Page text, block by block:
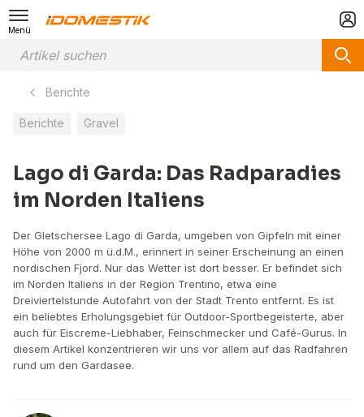
Menü
Berichte
Berichte Gravel
Lago di Garda: Das Radparadies
im Norden Italiens
Der Gletschersee Lago di Garda, umgeben von Gipfeln mit einer
Höhe von 2000 m ü.d.M., erinnert in seiner Erscheinung an einen
nordischen Fjord. Nur das Wetter ist dort besser. Er befindet sich
im Norden Italiens in der Region Trentino, etwa eine
Dreiviertelstunde Autofahrt von der Stadt Trento entfernt. Es ist
ein beliebtes Erholungsgebiet für Outdoor-Sportbegeisterte, aber
auch für Eiscreme-Liebhaber, Feinschmecker und Café-Gurus. In
diesem Artikel konzentrieren wir uns vor allem auf das Radfahren
rund um den Gardasee.